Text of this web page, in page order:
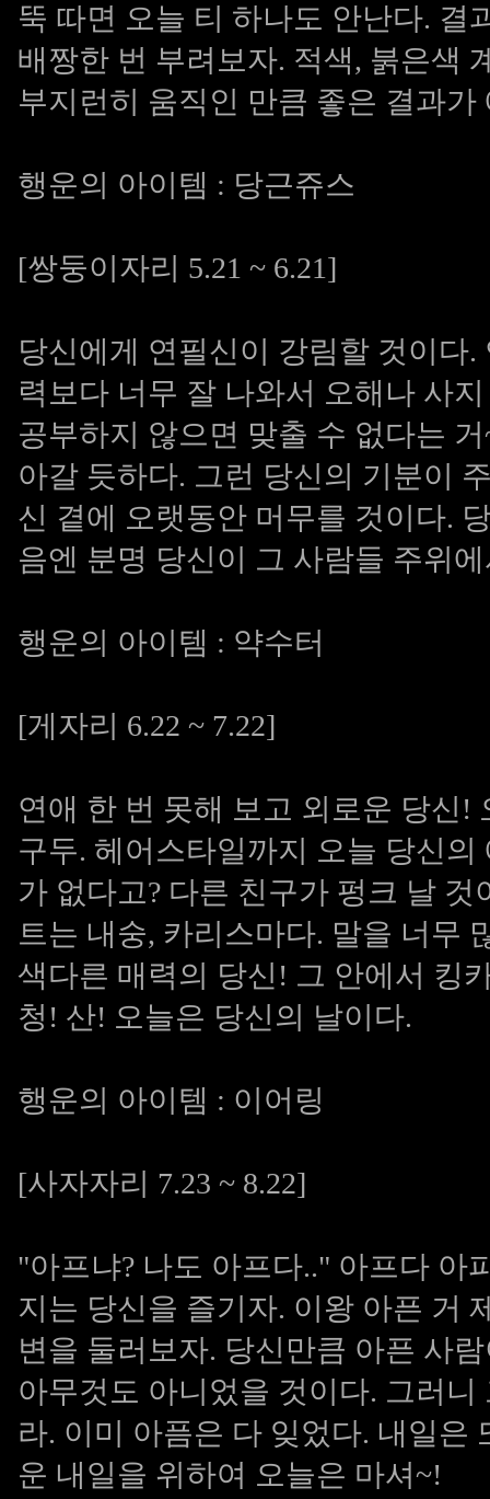
뚝 따면 오늘 티 하나도 안난다. 결
배짱한 번 부려보자. 적색, 붉은색
부지런히 움직인 만큼 좋은 결과
행운의 아이템 : 당근쥬스
[쌍둥이자리 5.21 ~ 6.21]
당신에게 연필신이 강림할 것이다
력보다 너무 잘 나와서 오해나 사
공부하지 않으면 맞출 수 없다는
아갈 듯하다. 그런 당신의 기분이
신 곁에 오랫동안 머무를 것이다.
음엔 분명 당신이 그 사람들 주위
행운의 아이템 : 약수터
[게자리 6.22 ~ 7.22]
연애 한 번 못해 보고 외로운 당신!
구두. 헤어스타일까지 오늘 당신
가 없다고? 다른 친구가 펑크 날
트는 내숭, 카리스마다. 말을 너무
색다른 매력의 당신! 그 안에서 킹
청! 산! 오늘은 당신의 날이다.
행운의 아이템 : 이어링
[사자자리 7.23 ~ 8.22]
"아프냐? 나도 아프다.." 아프다 아
지는 당신을 즐기자. 이왕 아픈 거
변을 둘러보자. 당신만큼 아픈 사
아무것도 아니었을 것이다. 그러
라. 이미 아픔은 다 잊었다. 내일은
운 내일을 위하여 오늘은 마셔~!